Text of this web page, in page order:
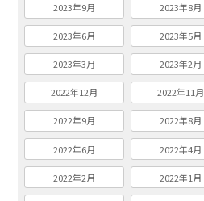
2023年9月 2023年8月
2023年6月 2023年5月
2023年3月 2023年2月
2022年12月 2022年11月
2022年9月 2022年8月
2022年6月 2022年4月
2022年2月 2022年1月